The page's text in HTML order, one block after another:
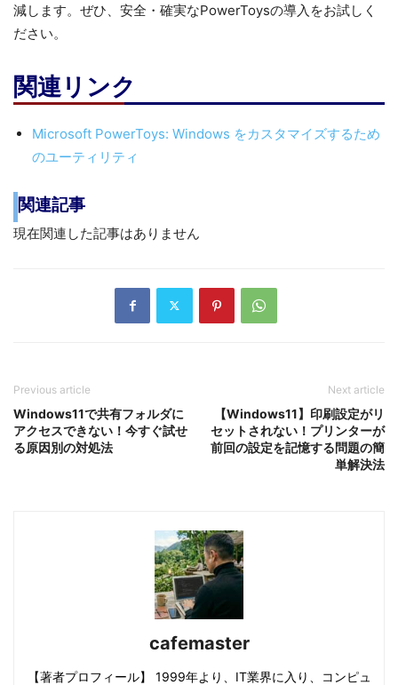
減します。ぜひ、安全・確実なPowerToysの導入をお試しく
ださい。
関連リンク
Microsoft PowerToys: Windows をカスタマイズするため
のユーティリティ
関連記事
現在関連した記事はありません
Previous article
Windows11で共有フォルダに
アクセスできない！今すぐ試せ
る原因別の対処法
Next article
【Windows11】印刷設定がリ
セットされない！プリンターが
前回の設定を記憶する問題の簡
単解決法
cafemaster
【著者プロフィール】 1999年より、IT業界に入り、コンピュ